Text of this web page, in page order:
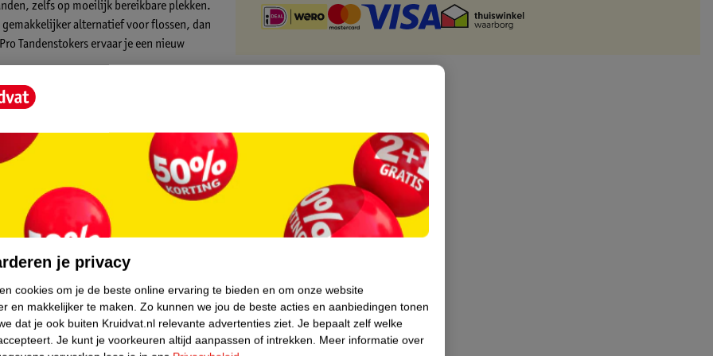
zelfs op moeilijk bereikbare plekken.
alternatief voor flossen, dan
Tandenstokers ervaar je een nieuw
effectief reinigen daar waar je
alle delen van je mond. De rubberen
ruimtes, bruggen, orthodontische
je privacy
cookies om je de beste online ervaring te bieden en om onze website
en makkelijker te maken. Zo kunnen we jou de beste acties en aanbiedingen tonen
dat je ook buiten Kruidvat.nl relevante advertenties ziet. Je bepaalt zelf welke
Je kunt je voorkeuren altijd aanpassen of intrekken. Meer informatie over